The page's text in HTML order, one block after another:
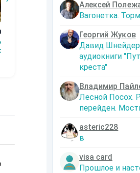
Алексей
Вагонетка.
Георгий Жуков
Давид
аудиокниги
креста"
Владимир
Лесной Посох.
перейден.
asteric228
в
visa card
Прошлое и
Александр
Чернобровкин
Бесконечное
движение к свету
Эдуард
Велипольский